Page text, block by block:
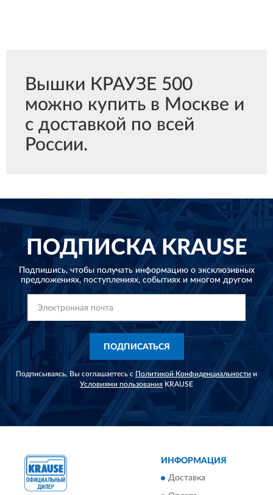
Вышки КРАУЗЕ 500
можно купить в Москве и
с доставкой по всей
России.
ПОДПИСКАKRAUSE
Подпишись, чтобы получать информацию о эксклюзивных
предложениях, поступлениях, событиях и многом другом
ПОДПИСАТЬСЯ
Подписываясь, Вы соглашаетесь с Политикой Конфиденциальности и
Условиями пользованияKRAUSE
ИНФОРМАЦИЯ
Доставка